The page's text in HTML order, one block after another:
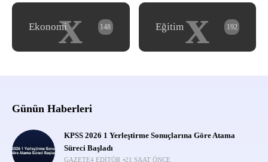
x
Ekonomi 148 x
Eğitim 192
Günün Haberleri
KPSS 2026 1 Yerleştirme Sonuçlarına Göre Atama
Süreci Başladı
GAZETE4 EDITÖR 21 SAAT ÖNCE